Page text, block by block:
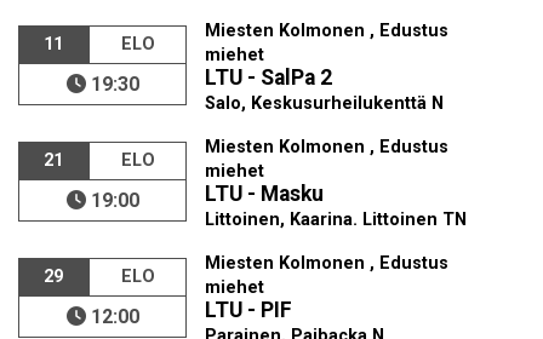
11 ELO
19:30
Miesten Kolmonen , Edustus
miehet
LTU - SalPa 2
Salo, Keskusurheilukenttä N
21 ELO
19:00
Miesten Kolmonen , Edustus
miehet
LTU - Masku
Littoinen, Kaarina. Littoinen TN
29 ELO
12:00
Miesten Kolmonen , Edustus
miehet
LTU - PIF